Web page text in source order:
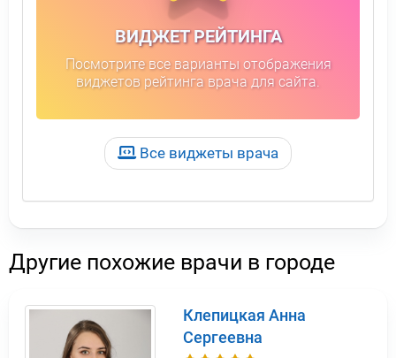
ВИДЖЕТ РЕЙТИНГА
Посмотрите все варианты отображения
виджетов рейтинга врача для сайта.
Все виджеты врача
Другие похожие врачи в городе
Клепицкая Анна
Сергеевна